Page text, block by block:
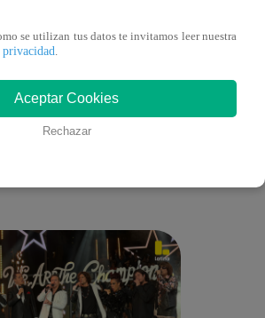
consagrado!
te puede
se utilizan tus datos te invitamos leer nuestra
Aceptar Cookies
Rechazar